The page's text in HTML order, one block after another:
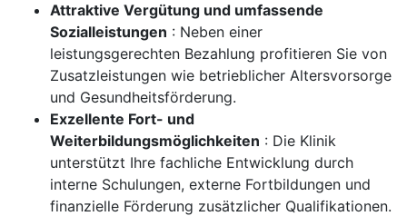
Attraktive Vergütung und umfassende
Sozialleistungen : Neben einer
leistungsgerechten Bezahlung profitieren Sie von
Zusatzleistungen wie betrieblicher Altersvorsorge
und Gesundheitsförderung.
Exzellente Fort- und
Weiterbildungsmöglichkeiten : Die Klinik
unterstützt Ihre fachliche Entwicklung durch
interne Schulungen, externe Fortbildungen und
finanzielle Förderung zusätzlicher Qualifikationen.